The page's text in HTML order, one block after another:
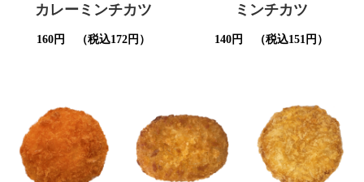
カレーミンチカツ
160円 （税込172円）
ミンチカツ
140円 （税込151円）